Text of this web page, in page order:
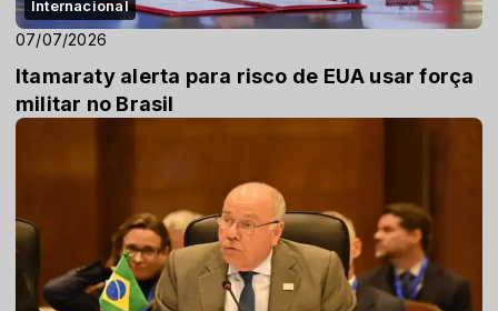
Internacional
07/07/2026
Itamaraty alerta para risco de EUA usar força
militar no Brasil